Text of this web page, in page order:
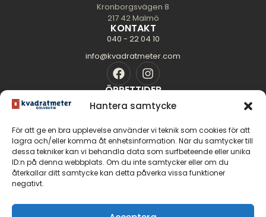
Hantera samtycke
För att ge en bra upplevelse använder vi teknik som cookies för att
lagra och/eller komma åt enhetsinformation. När du samtycker till
dessa tekniker kan vi behandla data som surfbeteende eller unika
ID:n på denna webbplats. Om du inte samtycker eller om du
återkallar ditt samtycke kan detta påverka vissa funktioner
negativt.
Kronborgsvägen 8
217 42 Malmö
KONTAKT
040 - 22 04 10
info@kvadratmeter.com
ÖPPETTIDER
Mån-Tors: 10.00 - 18.00
Lördag: 11.00 - 14.00
Söndag: Stängt
SIDOR
Golvguiden
Kontakt